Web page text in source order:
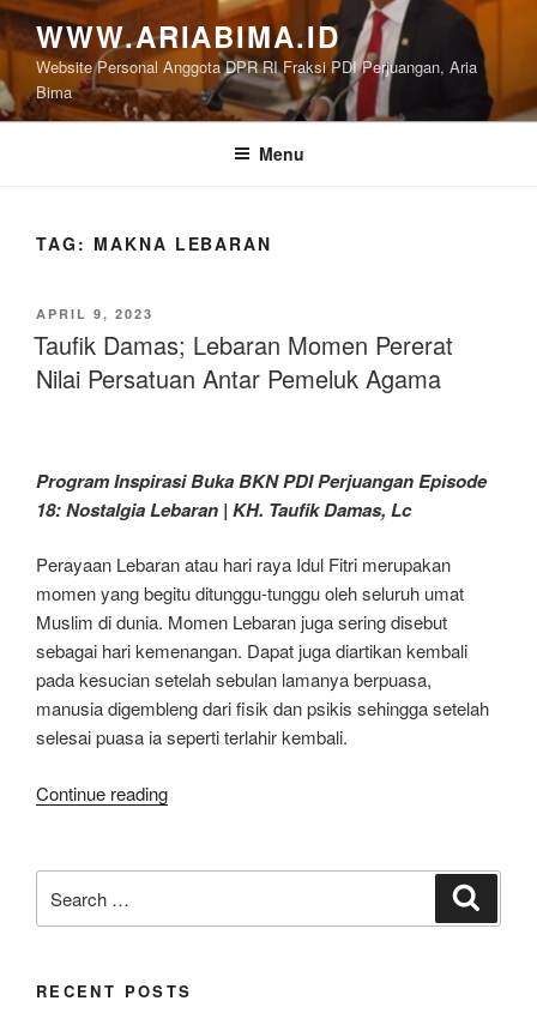
Skip
to
content
WWW.ARIABIMA.ID
Website Personal Anggota DPR RI Fraksi PDI Perjuangan, Aria
Bima
Menu
TAG: MAKNA LEBARAN
POSTED
ON
APRIL 9, 2023
Taufik Damas; Lebaran Momen Pererat
Nilai Persatuan Antar Pemeluk Agama
Program Inspirasi Buka BKN PDI Perjuangan Episode
18: Nostalgia Lebaran | KH. Taufik Damas, Lc
Perayaan Lebaran atau hari raya Idul Fitri merupakan
momen yang begitu ditunggu-tunggu oleh seluruh umat
Muslim di dunia. Momen Lebaran juga sering disebut
sebagai hari kemenangan. Dapat juga diartikan kembali
pada kesucian setelah sebulan lamanya berpuasa,
manusia digembleng dari fisik dan psikis sehingga setelah
selesai puasa ia seperti terlahir kembali.
Continue reading“Taufik
Momen
Nilai
Antar
for:
RECENT POSTS